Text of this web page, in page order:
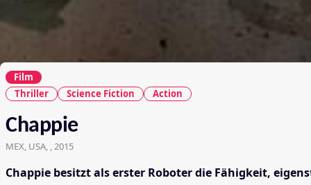
Film
Thriller
Science Fiction Action
Chappie
MEX, USA, , 2015
Chappie besitzt als erster Roboter die Fähigkeit,